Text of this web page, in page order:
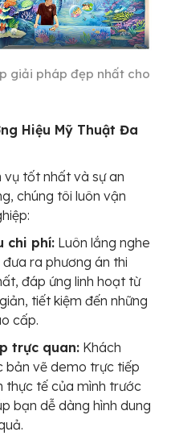
giải pháp đẹp nhất cho
Hiệu Mỹ Thuật Đa
tốt nhất và sự an
chúng tôi luôn vận
chi phí: Luôn lắng nghe
ra phương án thi
đáp ứng linh hoạt từ
tiết kiệm đến những
cấp.
trực quan: Khách
bản vẽ demo trực tiếp
thực tế của mình trước
bạn dễ dàng hình dung